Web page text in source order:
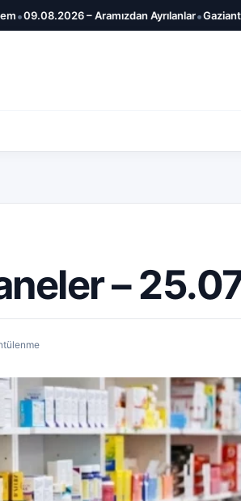
– Aramızdan Ayrılanlar•Gaziantep’te
–